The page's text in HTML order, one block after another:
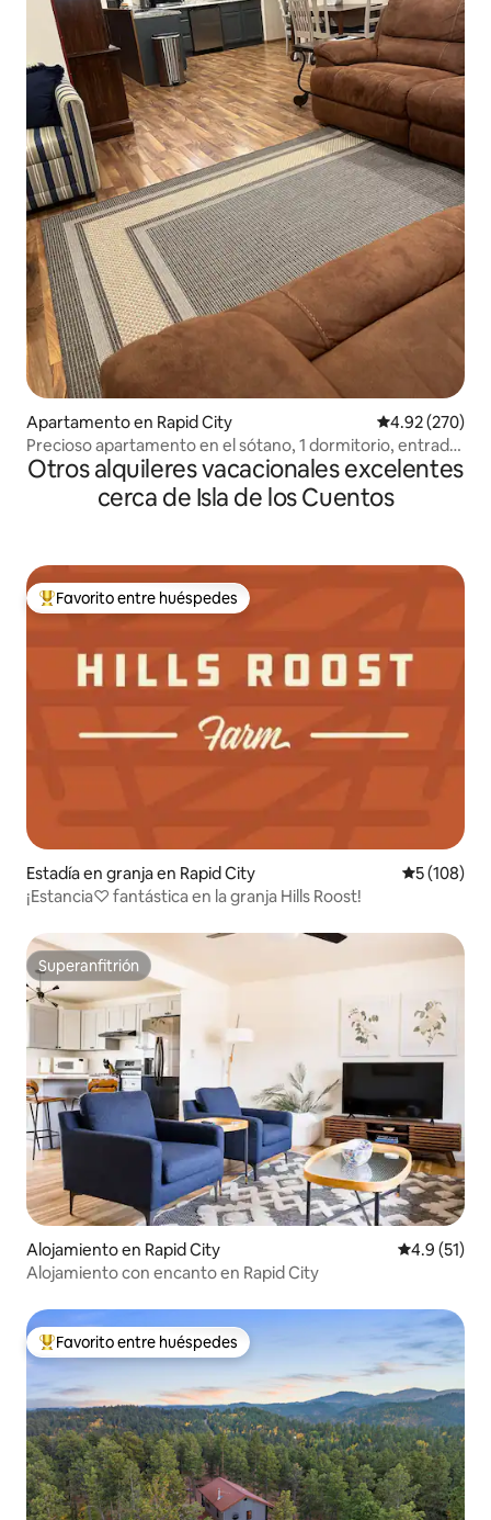
Apartamento en Rapid City Calificación
4.92 (270)
Precioso apartamento en el sótano, 1 dormitorio, entrada
privada
Otros alquileres vacacionales excelentes
cerca de Isla de los Cuentos
Favorito entre huéspedes preferido
Favorito entre huéspedes
Estadía en granja en Rapid City
5 (108)
¡Estancia♡ fantástica en la granja Hills Roost!
Superanfitrión
Superanfitrión
Alojamiento en Rapid City Calificación
4.9 (51)
Alojamiento con encanto en Rapid City
Favorito entre huéspedes preferido
Favorito entre huéspedes